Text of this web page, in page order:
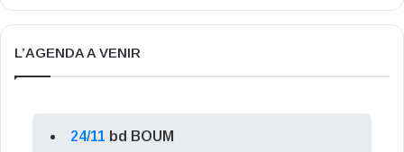
L’AGENDA A VENIR
24/11 bd BOUM